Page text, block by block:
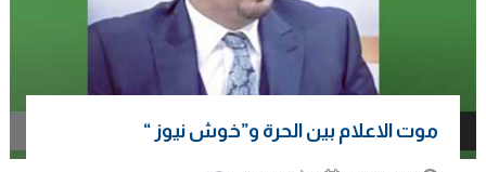
موت الاعلام بين الحرة و”خوش نيوز “